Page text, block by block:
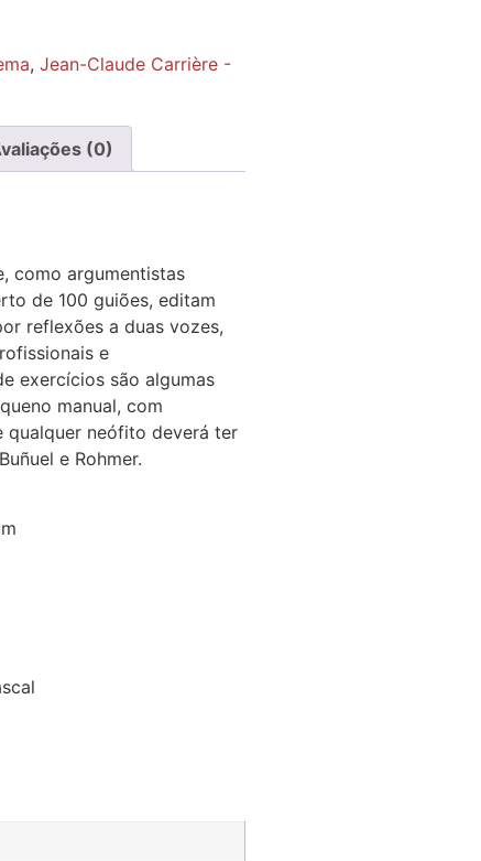
, Jean-Claude Carrière -
(0)
como argumentistas
de 100 guiões, editam
reflexões a duas vozes,
e
exercícios são algumas
manual, com
qualquer neófito deverá ter
e Rohmer.